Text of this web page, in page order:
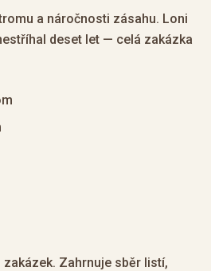
a náročnosti zásahu. Loni
deset let — celá zakázka
Zahrnuje sběr listí,